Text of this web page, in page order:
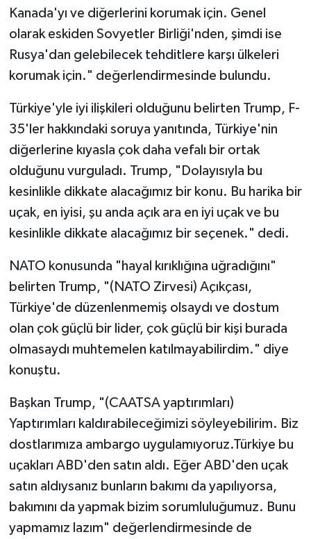
Kanada'yı ve diğerlerini korumak için. Genel
olarak eskiden Sovyetler Birliği'nden, şimdi ise
Rusya'dan gelebilecek tehditlere karşı ülkeleri
korumak için." değerlendirmesinde bulundu.
Türkiye'yle iyi ilişkileri olduğunu belirten Trump, F-
35'ler hakkındaki soruya yanıtında, Türkiye'nin
diğerlerine kıyasla çok daha vefalı bir ortak
olduğunu vurguladı. Trump, "Dolayısıyla bu
kesinlikle dikkate alacağımız bir konu. Bu harika bir
uçak, en iyisi, şu anda açık ara en iyi uçak ve bu
kesinlikle dikkate alacağımız bir seçenek." dedi.
NATO konusunda "hayal kırıklığına uğradığını"
belirten Trump, "(NATO Zirvesi) Açıkçası,
Türkiye'de düzenlenmemiş olsaydı ve dostum
olan çok güçlü bir lider, çok güçlü bir kişi burada
olmasaydı muhtemelen katılmayabilirdim." diye
konuştu.
Başkan Trump, "(CAATSA yaptırımları)
Yaptırımları kaldırabileceğimizi söyleyebilirim. Biz
dostlarımıza ambargo uygulamıyoruz.Türkiye bu
uçakları ABD'den satın aldı. Eğer ABD'den uçak
satın aldıysanız bunların bakımı da yapılıyorsa,
bakımını da yapmak bizim sorumluluğumuz. Bunu
yapmamız lazım" değerlendirmesinde de